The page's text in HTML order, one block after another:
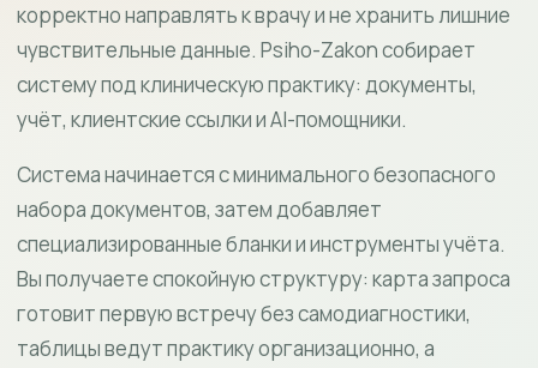
корректно направлять к врачу и не хранить лишние
чувствительные данные. Psiho-Zakon собирает
систему под клиническую практику: документы,
учёт, клиентские ссылки и AI-помощники.
Система начинается с минимального безопасного
набора документов, затем добавляет
специализированные бланки и инструменты учёта.
Вы получаете спокойную структуру: карта запроса
готовит первую встречу без самодиагностики,
таблицы ведут практику организационно, а